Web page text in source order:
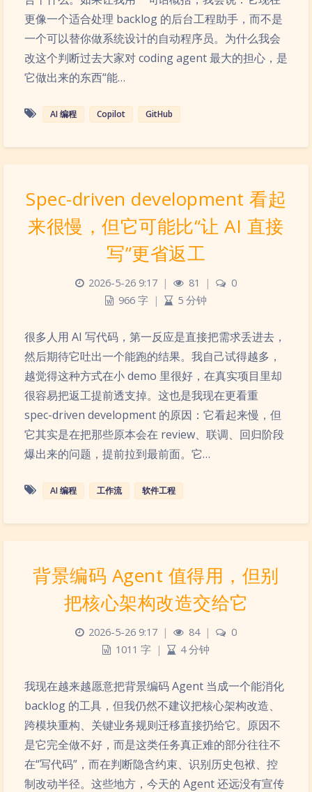
更像一个适合处理 backlog 的后台工程助手，而不是
一个可以替你做系统设计的自动程序员。为什么我会
改这个判断过去大家对 coding agent 最大的担心，是
它做出来的东西“能…
AI 编程 Copilot GitHub
Spec-driven development 看起
来很慢，但它可能比“让 AI 直接
写”更省返工
2026-5-26 9:17 | 81 |
0
966 字 | 5 分钟
很多人用 AI 写代码，第一反应是直接把需求丢进去，
然后期待它吐出一个能跑的结果。我自己试得越多，
越觉得这种方式在小 demo 里很好，在真实项目里却
很容易把返工提前透支掉。这也是我现在更看重
spec-driven development 的原因：它看起来慢，但
它其实是在把那些原本会在 review、联调、回归阶段
爆出来的问题，提前拉到最前面。它…
AI 编程 工作流 软件工程
背景编码 Agent 值得用，但别
把核心架构改造交给它
2026-5-26 9:17 | 84 |
0
1011 字 | 4 分钟
我现在越来越愿意把背景编码 Agent 当成一个能消化
backlog 的工具，但我仍然不建议把核心架构改造、
跨模块重构、关键业务规则迁移直接扔给它。原因不
是它完全做不好，而是这类任务真正难的部分往往不
在“写代码”，而在判断隐含约束、识别历史包袱、控
制改动半径。这些地方，今天的 Agent 还远没有宣传